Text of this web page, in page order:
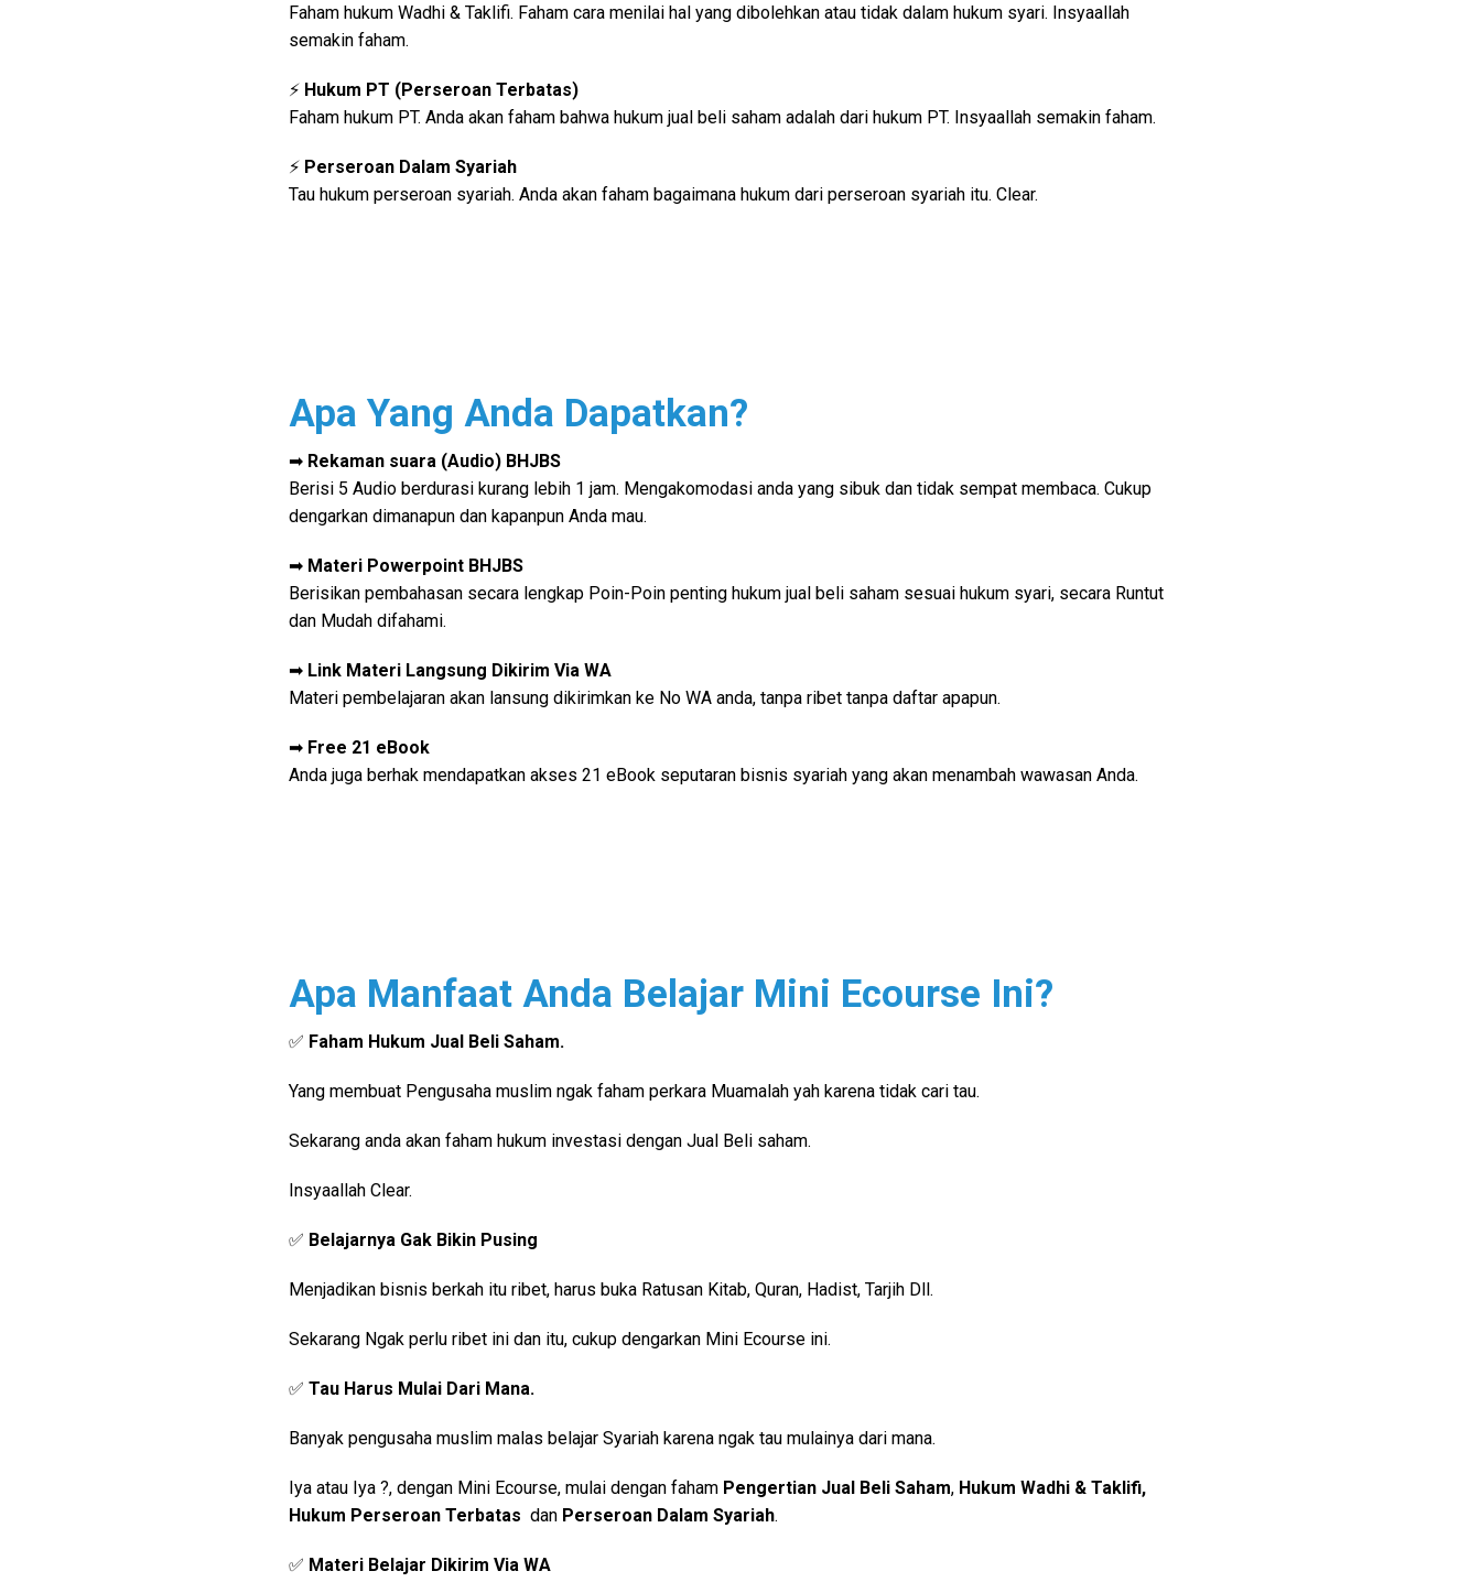
Faham hukum Wadhi & Taklifi. Faham cara menilai hal yang dibolehkan atau tidak dalam hukum syari. Insyaallah
semakin faham.
⚡ Hukum PT (Perseroan Terbatas)
Faham hukum PT. Anda akan faham bahwa hukum jual beli saham adalah dari hukum PT. Insyaallah semakin faham.
⚡ Perseroan Dalam Syariah
Tau hukum perseroan syariah. Anda akan faham bagaimana hukum dari perseroan syariah itu. Clear.
Apa Yang Anda Dapatkan?
➡ Rekaman suara (Audio) BHJBS
Berisi 5 Audio berdurasi kurang lebih 1 jam. Mengakomodasi anda yang sibuk dan tidak sempat membaca. Cukup
dengarkan dimanapun dan kapanpun Anda mau.
➡ Materi Powerpoint BHJBS
Berisikan pembahasan secara lengkap Poin-Poin penting hukum jual beli saham sesuai hukum syari, secara Runtut
dan Mudah difahami.
➡ Link Materi Langsung Dikirim Via WA
Materi pembelajaran akan lansung dikirimkan ke No WA anda, tanpa ribet tanpa daftar apapun.
➡ Free 21 eBook
Anda juga berhak mendapatkan akses 21 eBook seputaran bisnis syariah yang akan menambah wawasan Anda.
Apa Manfaat Anda Belajar Mini Ecourse Ini?
✅ Faham Hukum Jual Beli Saham.
Yang membuat Pengusaha muslim ngak faham perkara Muamalah yah karena tidak cari tau.
Sekarang anda akan faham hukum investasi dengan Jual Beli saham.
Insyaallah Clear.
✅ Belajarnya Gak Bikin Pusing
Menjadikan bisnis berkah itu ribet, harus buka Ratusan Kitab, Quran, Hadist, Tarjih Dll.
Sekarang Ngak perlu ribet ini dan itu, cukup dengarkan Mini Ecourse ini.
✅ Tau Harus Mulai Dari Mana.
Banyak pengusaha muslim malas belajar Syariah karena ngak tau mulainya dari mana.
Iya atau Iya ?, dengan Mini Ecourse, mulai dengan faham Pengertian Jual Beli Saham, Hukum Wadhi & Taklifi,
Hukum Perseroan Terbatas dan Perseroan Dalam Syariah.
✅ Materi Belajar Dikirim Via WA